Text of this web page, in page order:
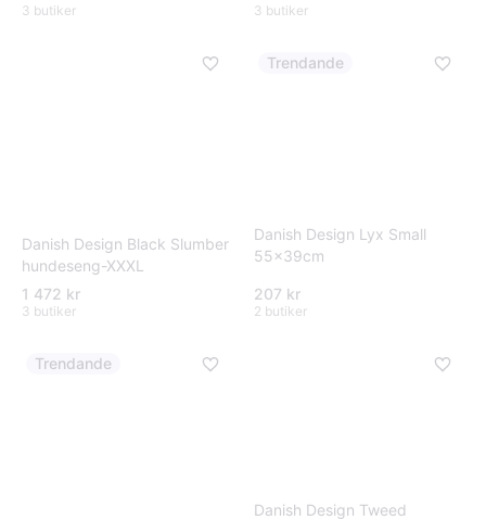
3 butiker 3 butiker
Danish Design Black Slumber
hundeseng-XXXL
1 472 kr
3 butiker
Trendande
Danish Design Lyx Small
55x39cm
207 kr
2 butiker
Trendande
Danish Design Tweed